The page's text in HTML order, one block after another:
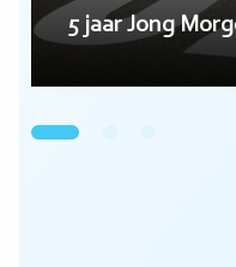
5 jaar Jong
Go